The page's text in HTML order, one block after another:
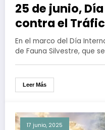
25 de junio,
contra el
Silvestre
En el marco del Día
de Fauna Silvestre, que
Leer Más
17 junio, 2025